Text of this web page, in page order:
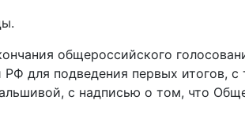
общероссийского
для подведения первых итогов,
с надписью о том, что